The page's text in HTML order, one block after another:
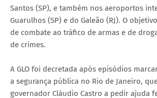
Santos (SP), e também nos aeroportos
Guarulhos (SP) e do Galeão (RJ). O
de combate ao tráfico de armas e de
de crimes.
A GLO foi decretada após episódios
a segurança pública no Rio de Janeiro,
governador Cláudio Castro a pedir ajuda